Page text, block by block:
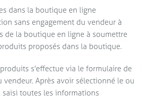
dans la boutique en ligne
sans engagement du vendeur à
de la boutique en ligne à soumettre
proposés dans la boutique.
s'effectue via le formulaire de
Après avoir sélectionné le ou
toutes les informations